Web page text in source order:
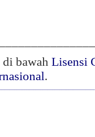
bawah Lisensi
.